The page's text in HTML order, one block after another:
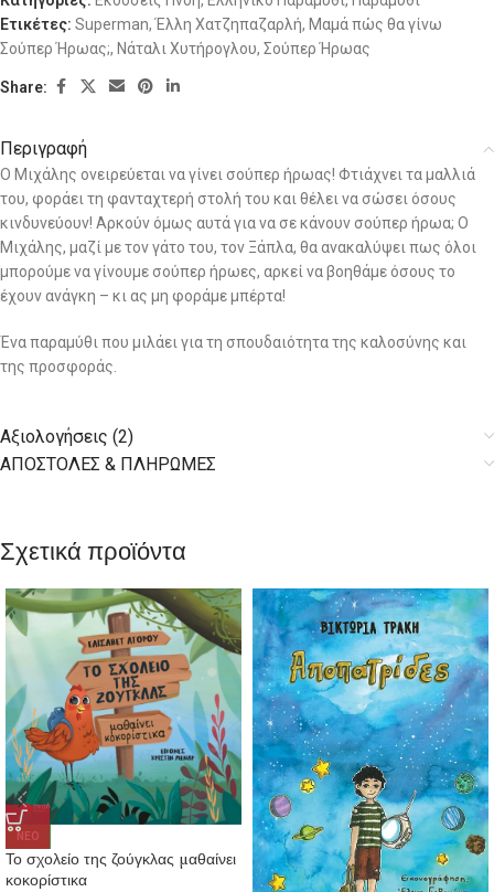
Ετικέτες: Superman, Έλλη Χατζηπαζαρλή, Μαμά πώς θα γίνω
Σούπερ Ήρωας;, Νάταλι Χυτήρογλου, Σούπερ Ήρωας
Share:
Περιγραφή
Ο Μιχάλης ονειρεύεται να γίνει σούπερ ήρωας! Φτιάχνει τα μαλλιά
του, φοράει τη φανταχτερή στολή του και θέλει να σώσει όσους
κινδυνεύουν! Αρκούν όμως αυτά για να σε κάνουν σούπερ ήρωα; Ο
Μιχάλης, μαζί με τον γάτο του, τον Ξάπλα, θα ανακαλύψει πως όλοι
μπορούμε να γίνουμε σούπερ ήρωες, αρκεί να βοηθάμε όσους το
έχουν ανάγκη – κι ας μη φοράμε μπέρτα!
Ένα παραμύθι που μιλάει για τη σπουδαιότητα της καλοσύνης και
της προσφοράς.
Αξιολογήσεις (2)
AΠΟΣΤΟΛΕΣ & ΠΛΗΡΩΜΕΣ
Σχετικά προϊόντα
NEO
Το σχολείο της ζούγκλας μαθαίνει
κοκορίστικα